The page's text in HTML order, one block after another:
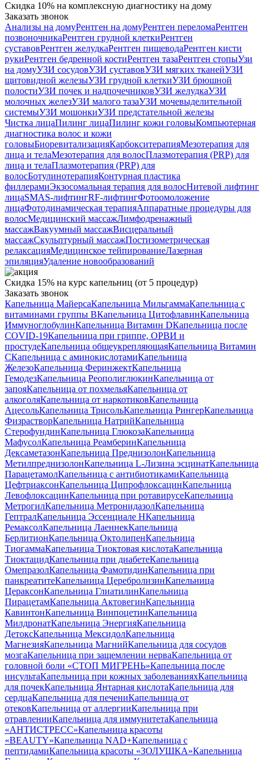
Скидка 10% на комплексную диагностику на дому
Заказать звонок
Анализы на домуРентген на домуРентген переломаРентген
позвоночникаРентген грудной клеткиРентген
суставовРентген желудкаРентген пищеводаРентген кисти
рукиРентген бедренной костиРентген тазаРентген стопыУзи
на домуУЗИ сосудовУЗИ суставовУЗИ мягких тканейУЗИ
щитовидной железыУЗИ грудной клеткиУЗИ брюшной
полостиУЗИ почек и надпочечниковУЗИ желудкаУЗИ
молочных железУЗИ малого тазаУЗИ мочевыделительной
системыУЗИ мошонкиУЗИ предстательной железы
Чистка лицаПилинг лицаПилинг кожи головыКомпьютерная
диагностика волос и кожи
головыБиоревитализацияКарбокситерапияМезотерапия для
лица и телаМезотерапия для волосПлазмотерапия (PRP) для
лица и телаПлазмотерапия (PRP) для
волосБотулинотерапияКонтурная пластика
филлерамиЭкзосомальная терапия для волосНитевой лифтинг
лицаSMAS-лифтингRF-лифтингФотоомоложение
лицаФотодинамическая терапияАппаратные процедуры для
волосМедицинский массажЛимфодренажный
массажВакуумный массажВисцеральный
массажСкульптурный массажПостизометрическая
релаксацияМедицинское тейпированиеЛазерная
эпиляцияУдаление новообразований
Скидка 15% на курс капельниц (от 5 процедур)
Заказать звонок
Капельница МайерсаКапельница МильгаммаКапельница с
витаминами группы BКапельница ЦитофлавинКапельница
ИммуноглобулинКапельница Витамин DКапельница после
COVID-19Капельница при гриппе, ОРВИ и
простудеКапельница общеукрепляющаяКапельница Витамин
CКапельница с аминокислотамиКапельница
ЖелезоКапельница ФеринжектКапельница
ГемодезКапельница РеополиглюкинКапельница от
запояКапельница от похмельяКапельница от
алкоголяКапельница от наркотиковКапельница
АцесольКапельница ТрисольКапельница РингерКапельница
ФизрастворКапельница НатрийКапельница
СтерофундинКапельница ГлюкозаКапельница
МафусолКапельница РеамберинКапельница
ДексаметазонКапельница ПреднизолонКапельница
МетилпреднизолонКапельница L-Лизина эсцинатКапельница
ПарацетамолКапельница с антибиотикамиКапельница
ЦефтриаксонКапельница ЦипрофлоксацинКапельница
ЛевофлоксацинКапельница при ротавирусеКапельница
МетрогилКапельница МетронидазолКапельница
ГептралКапельница Эссенциале НКапельница
РемаксолКапельница ЛаеннекКапельница
БерлитионКапельница ОктолипенКапельница
ТиогаммаКапельница Тиоктовая кислотаКапельница
ТиоктацидКапельница при диабетеКапельница
ОмепразолКапельница ФамотидинКапельница при
панкреатитеКапельница ЦеребролизинКапельница
ЦераксонКапельница ГлиатилинКапельница
ПирацетамКапельница АктовегинКапельница
КавинтонКапельница ВинпоцетинКапельница
МилдронатКапельница ЭнергияКапельница
ДетоксКапельница МексидолКапельница
МагнезияКапельница МагнийКапельница для сосудов
мозгаКапельница при защемлении нерваКапельница от
головной боли «СТОП МИГРЕНЬ»Капельница после
инсультаКапельница при кожных заболеванияхКапельница
для почекКапельница Янтарная кислотаКапельница для
сердцаКапельница для печениКапельница от
отековКапельница от аллергииКапельница при
отравленииКапельница для иммунитетаКапельница
«АНТИСТРЕСС»Капельница красоты
«BEAUTY»Капельница NAD+Капельница с
пептидамиКапельница красоты «ЗОЛУШКА»Капельница